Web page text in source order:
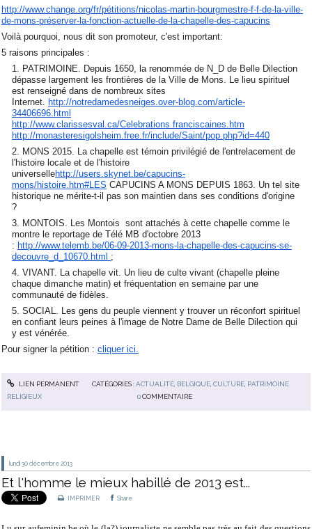
http://www.change.org/fr/pétitions/nicolas-martin-bourgmestre-f-f-de-la-ville-
de-mons-préserver-la-fonction-actuelle-de-la-chapelle-des-capucins
Voilà pourquoi, nous dit son promoteur, c'est important:
5 raisons principales :
PATRIMOINE. Depuis 1650, la renommée de N_D de Belle Dilection
dépasse largement les frontières de la Ville de Mons. Le lieu spirituel
est renseigné dans de nombreux sites
Internet. http://notredamedesneiges.over-blog.com/article-
34406696.html
http://www.clarissesval.ca/Celebrations franciscaines.htm
http://monasteresigolsheim.free.fr/include/Saint/pop.php?id=440
MONS 2015. La chapelle est témoin privilégié de l'entrelacement de
l'histoire locale et de l'histoire
universellehttp://users.skynet.be/capucins-
mons/histoire.htm#LES CAPUCINS A MONS DEPUIS 1863. Un tel site
historique ne mérite-t-il pas son maintien dans ses conditions d'origine
?
MONTOIS. Les Montois sont attachés à cette chapelle comme le
montre le reportage de Télé MB d'octobre 2013
: http://www.telemb.be/06-09-2013-mons-la-chapelle-des-capucins-se-
decouvre_d_10670.html ;
VIVANT. La chapelle vit. Un lieu de culte vivant (chapelle pleine
chaque dimanche matin) et fréquentation en semaine par une
communauté de fidèles.
SOCIAL. Les gens du peuple viennent y trouver un réconfort spirituel
en confiant leurs peines à l'image de Notre Dame de Belle Dilection qui
y est vénérée.
Pour signer la pétition : cliquer ici.
LIEN PERMANENT CATÉGORIES :ACTUALITÉ, BELGIQUE, CULTURE, PATRIMOINE
RELIGIEUX
0 COMMENTAIRE
lundi 30 décembre 2013
Et l'homme le mieux habillé de 2013 est...
IMPRIMER Share